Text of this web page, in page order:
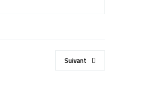
Suivant